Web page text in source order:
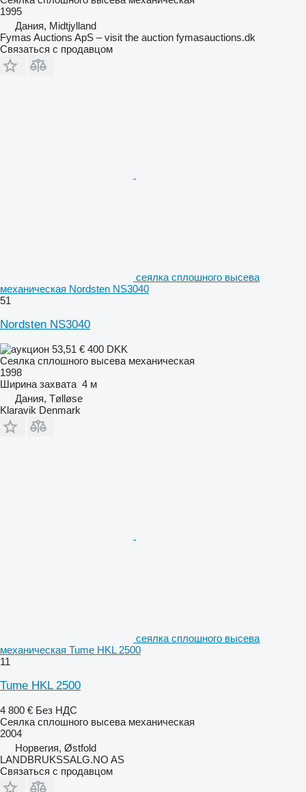
1995
Дания, Midtjylland
Fymas Auctions ApS – visit the auction fymasauctions.dk
Связаться с продавцом
сеялка сплошного высева
механическая Nordsten NS3040
51
Nordsten NS3040
53,51 € 400 DKK
Сеялка сплошного высева механическая
1998
Ширина захвата 4 м
Дания, Tølløse
Klaravik Denmark
сеялка сплошного высева
механическая Tume HKL 2500
11
Tume HKL 2500
4 800 € Без НДС
Сеялка сплошного высева механическая
2004
Норвегия, Østfold
LANDBRUKSSALG.NO AS
Связаться с продавцом